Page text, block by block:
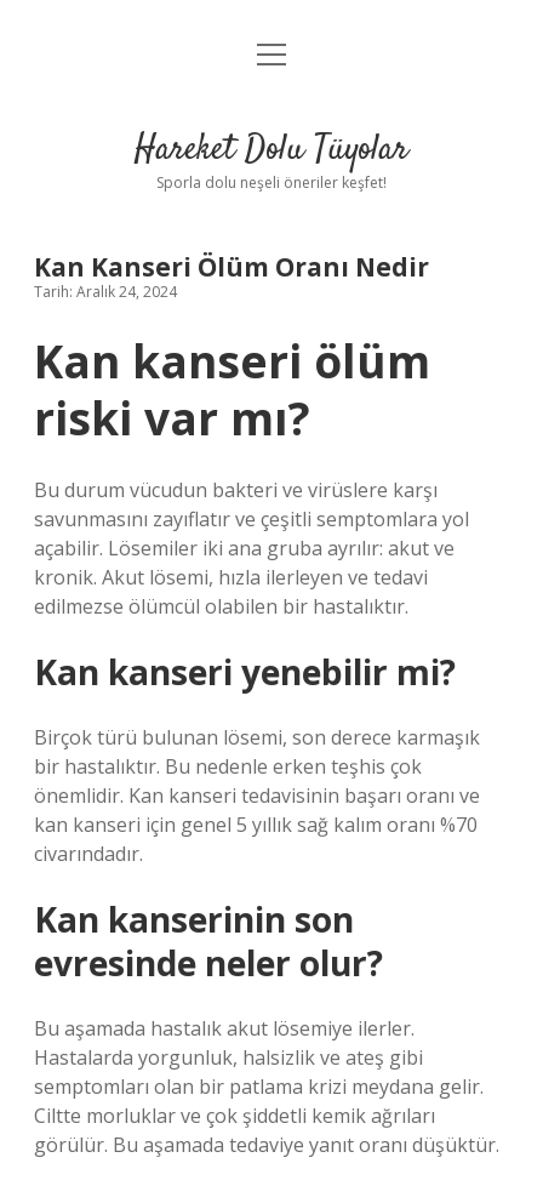
Anasayfa
Yasal Uyarı
menüyü
Hareket Dolu Tüyolar
Sporla dolu neşeli öneriler keşfet!
Kan Kanseri Ölüm Oranı Nedir
Tarih: Aralık 24, 2024
Kan kanseri ölüm
riski var mı?
Bu durum vücudun bakteri ve virüslere karşı
savunmasını zayıflatır ve çeşitli semptomlara yol
açabilir. Lösemiler iki ana gruba ayrılır: akut ve
kronik. Akut lösemi, hızla ilerleyen ve tedavi
edilmezse ölümcül olabilen bir hastalıktır.
Kan kanseri yenebilir mi?
Birçok türü bulunan lösemi, son derece karmaşık
bir hastalıktır. Bu nedenle erken teşhis çok
önemlidir. Kan kanseri tedavisinin başarı oranı ve
kan kanseri için genel 5 yıllık sağ kalım oranı %70
civarındadır.
Kan kanserinin son
evresinde neler olur?
Bu aşamada hastalık akut lösemiye ilerler.
Hastalarda yorgunluk, halsizlik ve ateş gibi
semptomları olan bir patlama krizi meydana gelir.
Ciltte morluklar ve çok şiddetli kemik ağrıları
görülür. Bu aşamada tedaviye yanıt oranı düşüktür.